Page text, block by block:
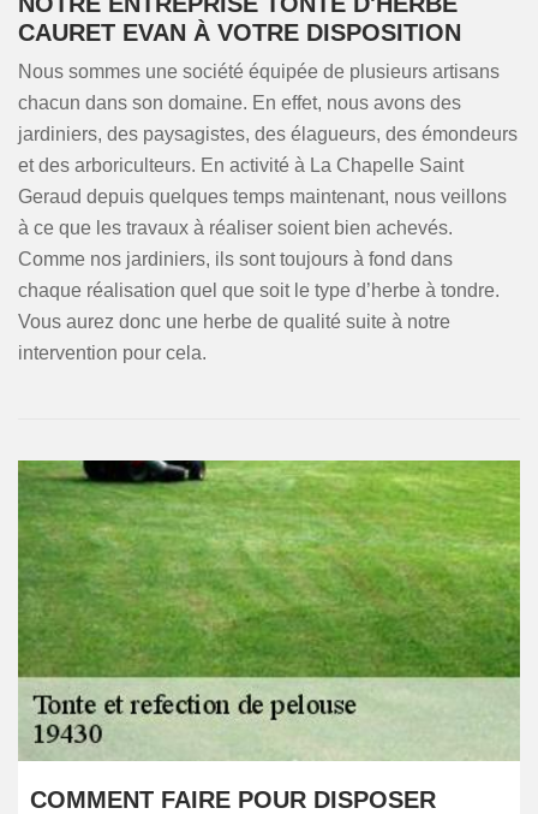
CAURET EVAN À VOTRE DISPOSITION
Nous sommes une société équipée de plusieurs artisans
chacun dans son domaine. En effet, nous avons des
jardiniers, des paysagistes, des élagueurs, des émondeurs
et des arboriculteurs. En activité à La Chapelle Saint
Geraud depuis quelques temps maintenant, nous veillons
à ce que les travaux à réaliser soient bien achevés.
Comme nos jardiniers, ils sont toujours à fond dans
chaque réalisation quel que soit le type d’herbe à tondre.
Vous aurez donc une herbe de qualité suite à notre
intervention pour cela.
COMMENT FAIRE POUR DISPOSER